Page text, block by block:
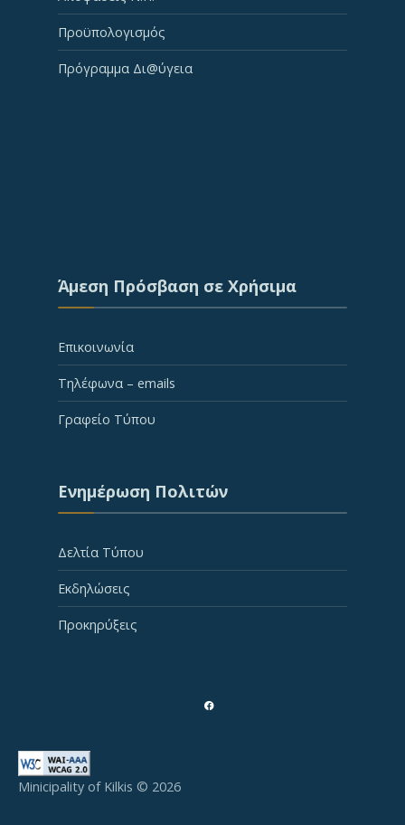
Προϋπολογισμός
Πρόγραμμα Δι@ύγεια
Άμεση Πρόσβαση σε Χρήσιμα
Επικοινωνία
Τηλέφωνα – emails
Γραφείο Τύπου
Ενημέρωση Πολιτών
Δελτία Τύπου
Εκδηλώσεις
Προκηρύξεις
Minicipality of Kilkis © 2026